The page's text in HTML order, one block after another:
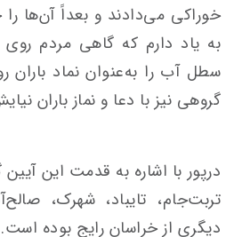
خوراکی می‌دادند و بعداً آن‌ها
به یاد دارم که گاهی مردم
سطل آب را به‌عنوان نماد
گروهی نیز با دعا و نماز باران
درپور با اشاره به قدمت این
تربت‌جام، تایباد، شهرک،
دیگری از خراسان رایج بوده است.